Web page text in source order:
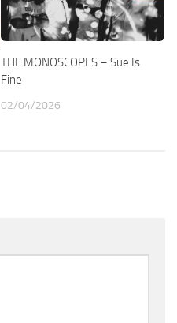
THE MONOSCOPES – Sue Is
Fine
02/04/2026